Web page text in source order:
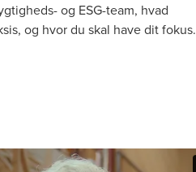
og ESG-team, hvad
og hvor du skal have dit fokus.